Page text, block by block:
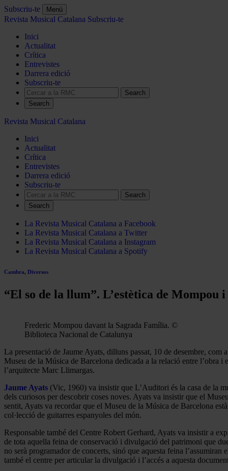
Subscriu-te Menú
Revista Musical Catalana Subscriu-te
Inici
Actualitat
Crítica
Entrevistes
Darrera edició
Subscriu-te
Search
Revista Musical Catalana
Inici
Actualitat
Crítica
Entrevistes
Darrera edició
Subscriu-te
Search
La Revista Musical Catalana a Facebook
La Revista Musical Catalana a Twitter
La Revista Musical Catalana a Instagram
La Revista Musical Catalana a Spotify
Cambra, Diversos
“El so de la llum”. L’estètica de Mompou
Frederic Mompou davant la Sagrada Família. ©
Biblioteca Nacional de Catalunya
La presentació de Jaume Ayats, dilluns passat, 10 de desembre,
Museu de la Música de Barcelona dedicada a la relació entre
l’arquitecte Marc Llimargas.
Jaume Ayats (Vic, 1960) va insistir que L’Auditori és la casa de la
dels curiosos per descobrir coses noves. Ayats va insistir que el
sentit, Ayats va recordar que el Museu de la Música de Barcelona
col·lecció de guitarres espanyoles del món.
Responsable també del Centre Robert Gerhard, Ayats va insistir a
de tota aquella feina de conservació i divulgació del patrimoni que
no serà programador de concerts, sinó que aquesta feina
també el centre per articular la divulgació i l’accés a aquesta